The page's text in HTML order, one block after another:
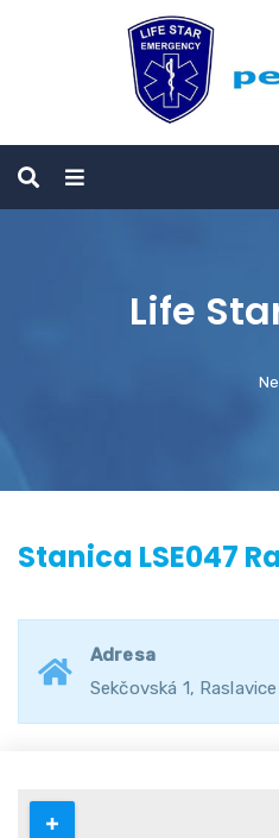
Life
Stanica LSE047
Adresa
Sekčovská 1, Raslavice